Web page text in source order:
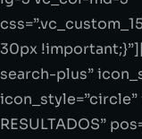
30px
search-plus”
icon_style=”circle”
RESULTADOS”